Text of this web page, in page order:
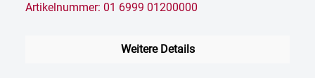
Artikelnummer: 01 6999 01200000
Weitere Details